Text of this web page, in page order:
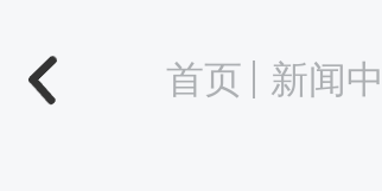
首页 新闻